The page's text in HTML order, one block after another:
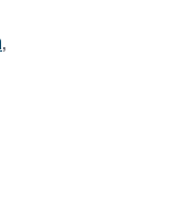
,